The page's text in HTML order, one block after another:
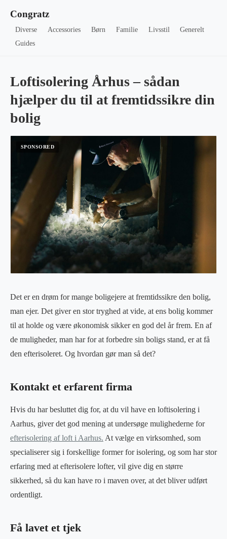
Congratz
Diverse Accessories Børn Familie Livsstil
Generelt
Guides
Loftisolering Århus – sådan
hjælper du til at fremtidssikre din
bolig
Det er en drøm for mange boligejere at fremtidssikre den bolig,
man ejer. Det giver en stor tryghed at vide, at ens bolig kommer
til at holde og være økonomisk sikker en god del år frem. En af
de muligheder, man har for at forbedre sin boligs stand, er at få
den efterisoleret. Og hvordan gør man så det?
Kontakt et erfarent firma
Hvis du har besluttet dig for, at du vil have en loftisolering i
Aarhus, giver det god mening at undersøge mulighederne for
efterisolering af loft i Aarhus. At vælge en virksomhed, som
specialiserer sig i forskellige former for isolering, og som har stor
erfaring med at efterisolere lofter, vil give dig en større
sikkerhed, så du kan have ro i maven over, at det bliver udført
ordentligt.
Få lavet et tjek